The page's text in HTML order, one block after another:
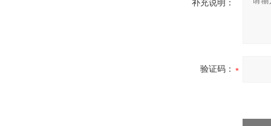
补充说明：
验证码：